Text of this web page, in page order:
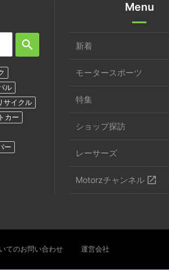
ル
サイクル
カー
ー
Menu
新着
モータースポーツ
特集
ショップ探訪
レーサーズ
Motorzチャンネル
てのお問い合わせ 運営会社